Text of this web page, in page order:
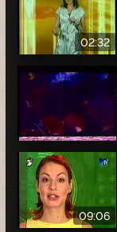
02:32
09:06